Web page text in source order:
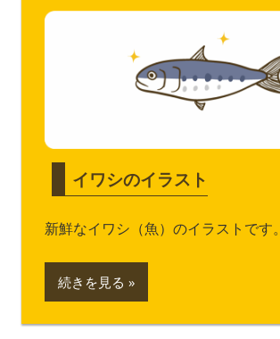
イワシのイラスト
新鮮なイワシ（魚）のイラストです
続きを見る